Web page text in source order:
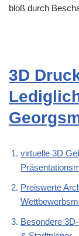
bloß durch
3D
virtuelle 3D
Preiswerte
Besondere